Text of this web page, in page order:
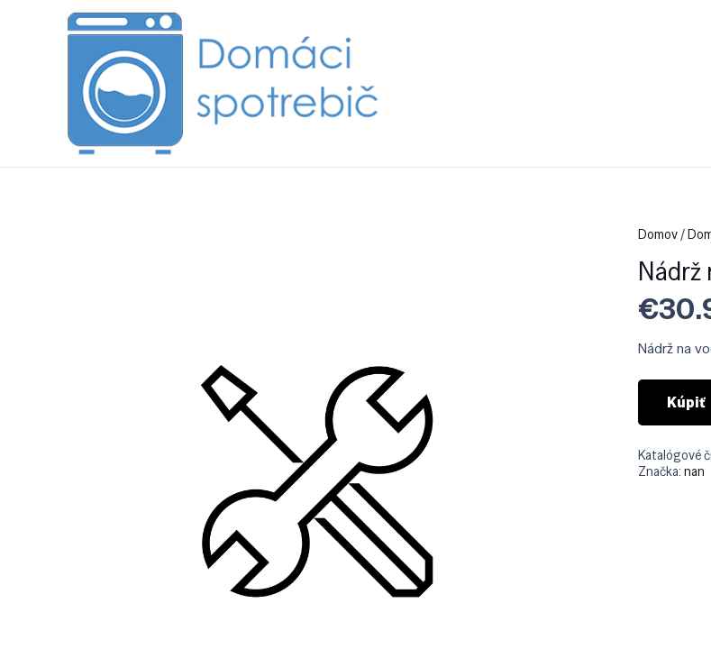
Domov/
Nádrž
€
Nádrž na
Kúpiť
Katalógové
Značka:nan